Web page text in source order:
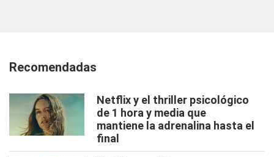
Recomendadas
Netflix y el thriller psicológico
de 1 hora y media que
mantiene la adrenalina hasta el
final